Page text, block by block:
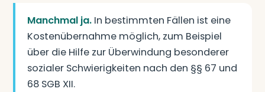
Manchmal ja. In bestimmten Fällen ist eine
Kostenübernahme möglich, zum Beispiel
über die Hilfe zur Überwindung besonderer
sozialer Schwierigkeiten nach den §§ 67 und
68 SGB XII.